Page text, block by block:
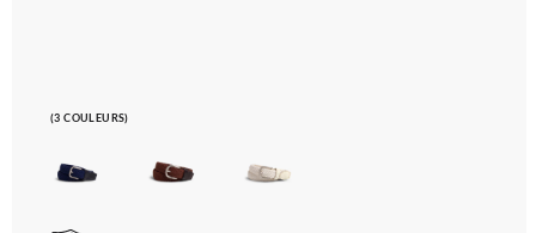
(3 COULEURS)